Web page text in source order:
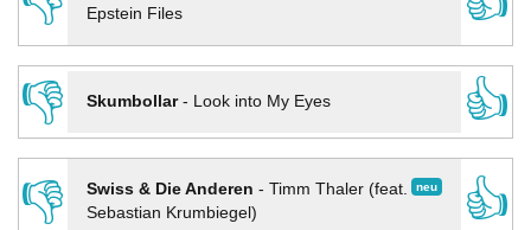
Epstein Files
👎
Skumbollar- Look into My Eyes
👍
👎
neu
Swiss & Die Anderen - Timm Thaler (feat.
Sebastian Krumbiegel)
👍